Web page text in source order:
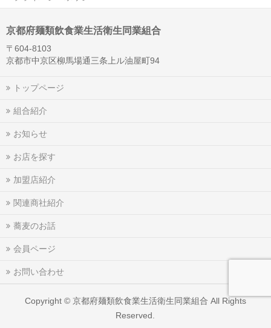
京都府麺類飲食業生活衛生同業組合
〒604-8103
京都市中京区柳馬場通三条上ル油屋町94
トップページ
組合紹介
お知らせ
お店を探す
加盟店紹介
関連商社紹介
蕎麦のお話
会員ページ
お問い合わせ
Copyright © 京都府麺類飲食業生活衛生同業組合 All Rights
Reserved.